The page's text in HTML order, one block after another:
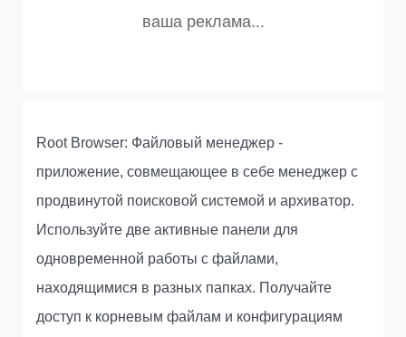
Root Browser: Файловый менеджер -
приложение, совмещающее в себе менеджер с
продвинутой поисковой системой и архиватор.
Используйте две активные панели для
одновременной работы с файлами,
находящимися в разных папках. Получайте
доступ к корневым файлам и конфигурациям